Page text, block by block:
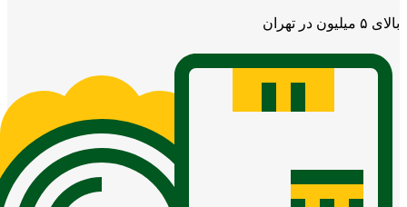
بالای ۵ میلیون در تهران